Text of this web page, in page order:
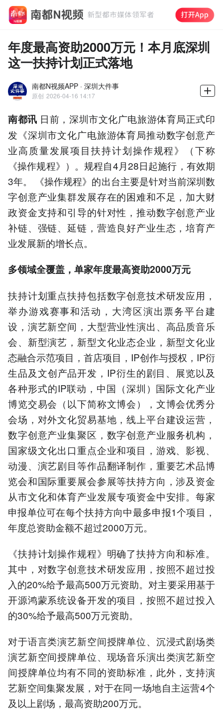
年度最高资助2000万元！本月底深圳
这一扶持计划正式落地
南都N视频APP · 深圳大件事
原创 2026-04-16 14:17
南都讯 日前，深圳市文化广电旅游体育局正式印
发《深圳市文化广电旅游体育局推动数字创意产
业高质量发展项目扶持计划操作规程》（下称
《操作规程》）。规程自4月28日起施行，有效期
3年。 《操作规程》的出台主要是针对当前深圳数
字创意产业集群发展存在的困难和不足，加大财
政资金支持和引导的针对性，推动数字创意产业
补链、强链、延链，营造良好产业生态，培育产
业发展新的增长点。
多领域全覆盖，单家年度最高资助2000万元
扶持计划重点扶持包括数字创意技术研发应用，
举办游戏赛事和活动，大湾区演出票务平台建
设，演艺新空间，大型营业性演出、高品质音乐
会、新型演艺，新型文化业态企业，新型文化业
态融合示范项目，首店项目，IP创作与授权，IP衍
生品及文创产品开发，IP衍生的剧目、展览以及
各种形式的IP联动，中国（深圳）国际文化产业
博览交易会（以下简称文博会），文博会优秀分
会场，对外文化贸易基地，线上平台建设运营，
数字创意产业集聚区，数字创意产业服务机构，
国家级文化出口重点企业和项目，游戏、影视、
动漫、演艺剧目等作品翻译制作，重要艺术品博
览会和国际重要展会参展等扶持方向，涉及资金
从市文化和体育产业发展专项资金中安排。每家
申报单位可在每个扶持方向中最多申报1个项目，
年度总资助金额不超过2000万元。
《扶持计划操作规程》明确了扶持方向和标准。
其中，对数字创意技术研发应用，按照不超过投
入的20%给予最高500万元资助。对主要采用基于
开源鸿蒙系统设备开发的项目，按照不超过投入
的30%给予最高500万元资助。
对于语言类演艺新空间授牌单位、沉浸式剧场类
演艺新空间授牌单位、现场音乐演出类演艺新空
间授牌单位均有不同的资助标准，此外，支持演
艺新空间集聚发展，对于在同一场地自主运营4个
及以上剧场，最高资助200万元。